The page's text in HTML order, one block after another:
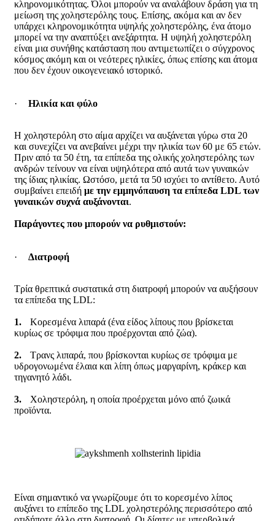
κληρονομικότητας. Όλοι μπορούν να αναλάβουν δράση για τη
μείωση της χοληστερόλης τους. Επίσης, ακόμα και αν δεν
υπάρχει κληρονομικότητα υψηλής χοληστερόλης, ένα άτομο
μπορεί να την αναπτύξει ανεξάρτητα. Η υψηλή χοληστερόλη
είναι μια συνήθης κατάσταση που αντιμετωπίζει ο σύγχρονος
κόσμος ακόμη και οι νεότερες ηλικίες, όπως επίσης και άτομα
που δεν έχουν οικογενειακό ιστορικό.
· Ηλικία και φύλο
Η χοληστερόλη στο αίμα αρχίζει να αυξάνεται γύρω στα 20
και συνεχίζει να ανεβαίνει μέχρι την ηλικία των 60 με 65 ετών.
Πριν από τα 50 έτη, τα επίπεδα της ολικής χοληστερόλης των
ανδρών τείνουν να είναι υψηλότερα από αυτά των γυναικών
της ίδιας ηλικίας. Ωστόσο, μετά τα 50 ισχύει το αντίθετο. Αυτό
συμβαίνει επειδή με την εμμηνόπαυση τα επίπεδα LDL των
γυναικών συχνά αυξάνονται.
Παράγοντες που μπορούν να ρυθμιστούν:
· Διατροφή
Τρία θρεπτικά συστατικά στη διατροφή μπορούν να αυξήσουν
τα επίπεδα της LDL:
1.
Κορεσμένα λιπαρά (ένα είδος λίπους που βρίσκεται
κυρίως σε τρόφιμα που προέρχονται από ζώα).
2.
Τρανς λιπαρά, που βρίσκονται κυρίως σε τρόφιμα με
υδρογονωμένα έλαια και λίπη όπως μαργαρίνη, κράκερ και
τηγανητό λάδι.
3.
Χοληστερόλη, η οποία προέρχεται μόνο από ζωικά
προϊόντα.
Είναι σημαντικό να γνωρίζουμε ότι το κορεσμένο λίπος
αυξάνει το επίπεδο της LDL χοληστερόλης περισσότερο από